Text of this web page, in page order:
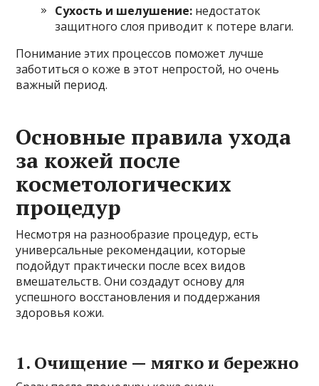
Сухость и шелушение: недостаток
защитного слоя приводит к потере влаги.
Понимание этих процессов поможет лучше
заботиться о коже в этот непростой, но очень
важный период.
Основные правила ухода
за кожей после
косметологических
процедур
Несмотря на разнообразие процедур, есть
универсальные рекомендации, которые
подойдут практически после всех видов
вмешательств. Они создадут основу для
успешного восстановления и поддержания
здоровья кожи.
1. Очищение — мягко и бережно